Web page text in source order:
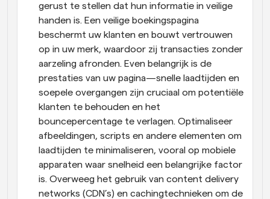
gerust te stellen dat hun informatie in veilige
handen is. Een veilige boekingspagina
beschermt uw klanten en bouwt vertrouwen
op in uw merk, waardoor zij transacties zonder
aarzeling afronden. Even belangrijk is de
prestaties van uw pagina—snelle laadtijden en
soepele overgangen zijn cruciaal om potentiële
klanten te behouden en het
bouncepercentage te verlagen. Optimaliseer
afbeeldingen, scripts en andere elementen om
laadtijden te minimaliseren, vooral op mobiele
apparaten waar snelheid een belangrijke factor
is. Overweeg het gebruik van content delivery
networks (CDN’s) en cachingtechnieken om de